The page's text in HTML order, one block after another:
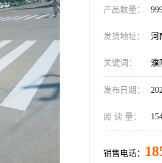
产品数量：
发货地址： 河
关键词： 濮
发布日期：
阅 读 量：
销售电话：